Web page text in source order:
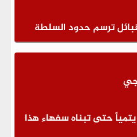
ترسم حدود السلطة
حتى تبناه سفهاء هذا